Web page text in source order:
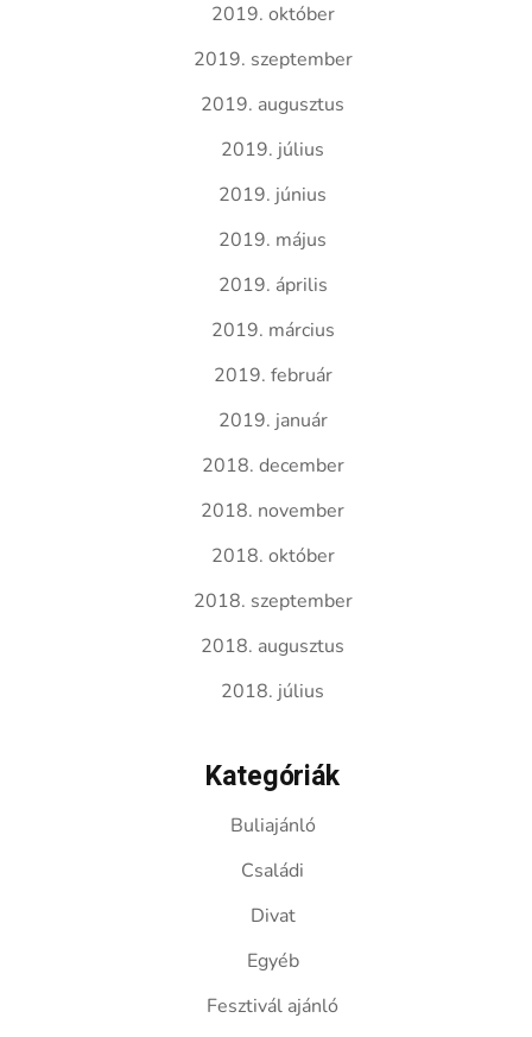
2019. október
2019. szeptember
2019. augusztus
2019. július
2019. június
2019. május
2019. április
2019. március
2019. február
2019. január
2018. december
2018. november
2018. október
2018. szeptember
2018. augusztus
2018. július
Kategóriák
Buliajánló
Családi
Divat
Egyéb
Fesztivál ajánló